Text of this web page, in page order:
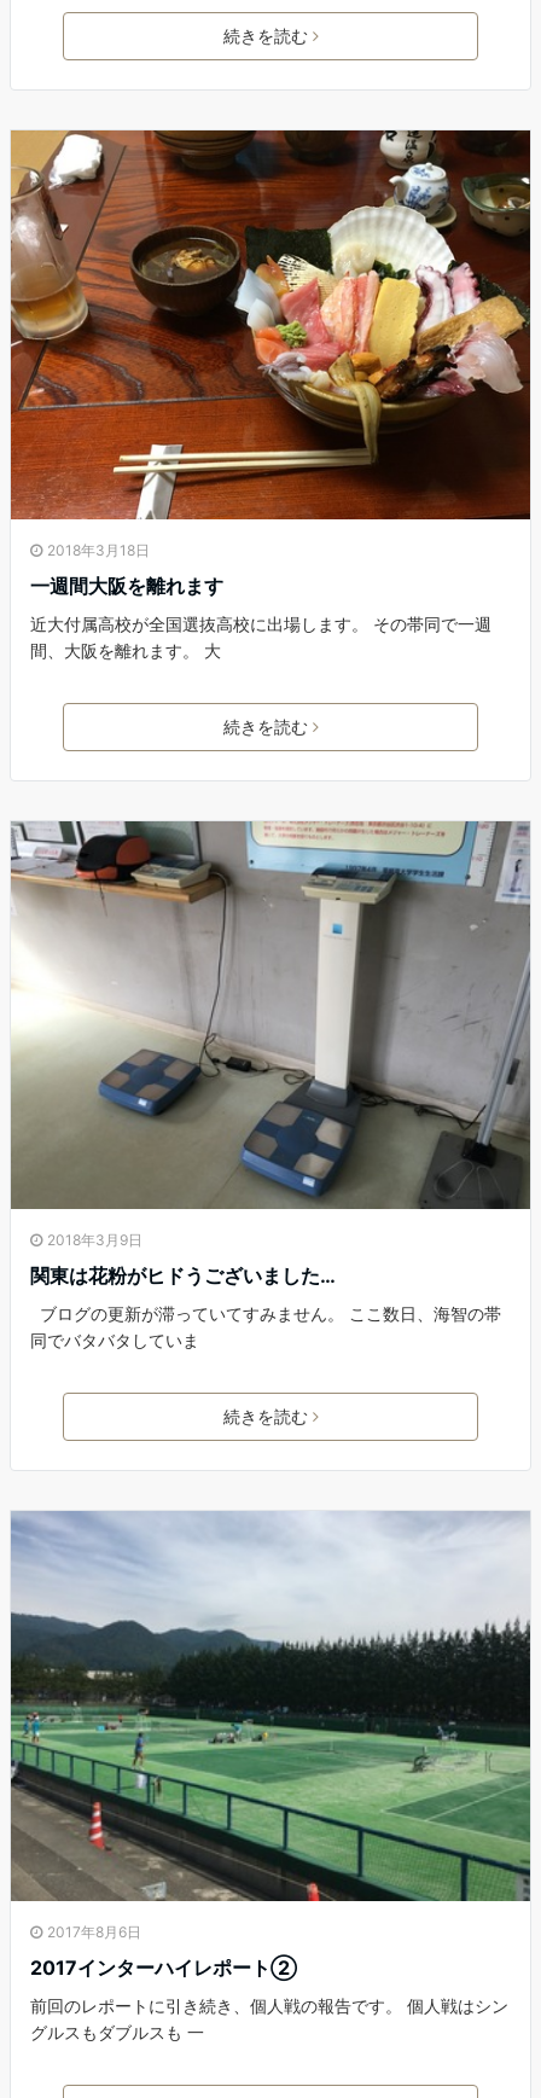
続きを読む
2018年3月18日
一週間大阪を離れます
近大付属高校が全国選抜高校に出場します。 その帯同で一週
間、大阪を離れます。 大
続きを読む
2018年3月9日
関東は花粉がヒドうございました…
ブログの更新が滞っていてすみません。 ここ数日、海智の帯
同でバタバタしていま
続きを読む
2017年8月6日
2017インターハイレポート②
前回のレポートに引き続き、個人戦の報告です。 個人戦はシン
グルスもダブルスも 一